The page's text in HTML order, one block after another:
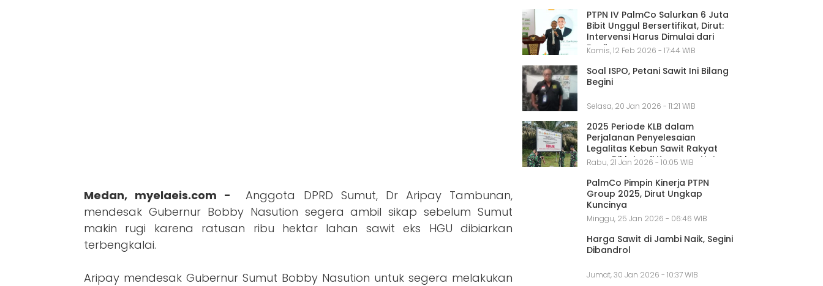
Medan, myelaeis.com -Anggota DPRD Sumut, Dr Aripay Tambunan,
mendesak Gubernur Bobby Nasution segera ambil sikap sebelum Sumut
makin rugi karena ratusan ribu hektar lahan sawit eks HGU dibiarkan
terbengkalai.
Aripay mendesak Gubernur Sumut Bobby Nasution untuk segera melakukan
PTPN IV PalmCo Salurkan 6 Juta
Bibit Unggul Bersertifikat, Dirut:
Intervensi Harus Dimulai dari
Benih
Kamis, 12 Feb 2026 - 17:44 WIB
Soal ISPO, Petani Sawit Ini Bilang
Begini
Selasa, 20 Jan 2026 - 11:21 WIB
2025 Periode KLB dalam
Perjalanan Penyelesaian
Legalitas Kebun Sawit Rakyat
yang Diklaim di Kawasan Hutan
Rabu, 21 Jan 2026 - 10:05 WIB
PalmCo Pimpin Kinerja PTPN
Group 2025, Dirut Ungkap
Kuncinya
Minggu, 25 Jan 2026 - 06:46 WIB
Harga Sawit di Jambi Naik, Segini
Dibandrol
Jumat, 30 Jan 2026 - 10:37 WIB